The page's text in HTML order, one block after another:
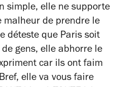
simple, elle ne supporte
malheur de prendre le
déteste que Paris soit
gens, elle abhorre le
car ils ont faim
elle va vous faire